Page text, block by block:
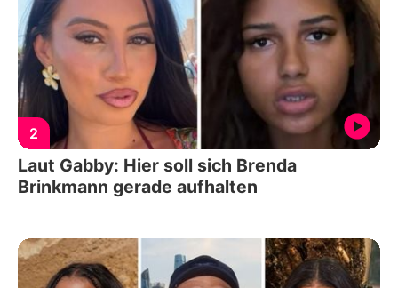
2
Laut Gabby: Hier soll sich Brenda
Brinkmann gerade aufhalten